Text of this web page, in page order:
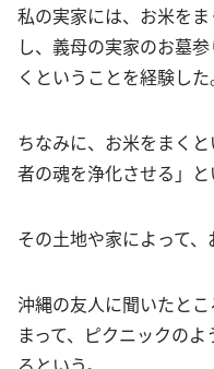
私の実家には、お米を
し、義母の実家のお墓
くということを経験した
ちなみに、お米をまく
者の魂を浄化させる」と
その土地や家によって、
沖縄の友人に聞いたと
まって、ピクニックの